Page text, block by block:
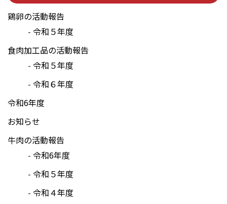
鶏卵の活動報告
令和５年度
食肉加工品の活動報告
令和５年度
令和６年度
令和6年度
お知らせ
牛肉の活動報告
令和6年度
令和５年度
令和４年度